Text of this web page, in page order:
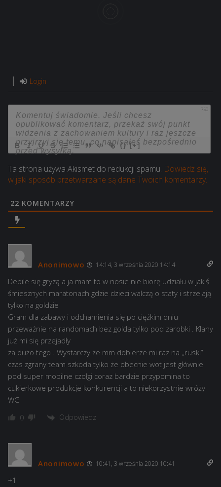
Login
750
{} [+]
Ta strona używa Akismet do redukcji spamu. Dowiedz się,
w jaki sposób przetwarzane są dane Twoich komentarzy.
22 KOMENTARZY
Anonimowo 14:14, 3 września 2020 14:14
Debile się gryzą a ja mam to w nosie nie biorę udziału w jakiś
śmiesznych maratonach gdzie dzieci walczą o staty i strzelają
tylko na goldzie
Gram dla zabawy i odchamienia się po ciężkim dniu
przeważnie na randomach bez golda tylko pod zarobki . Klany
już mi się przejadły
za dużo tego . Wystarczy że mm dobierze mi raz na „ruski”
czas zgrany team szkoda tylko że obecnie wot jest głównie
pod super mobilne czołgi coraz bardzie przypomina to
cukierkowe produkcje konkurencji a to niekorzystnie wróży
WG
0 Odpowiedz
Anonimowo 10:41, 3 września 2020 10:41
+1